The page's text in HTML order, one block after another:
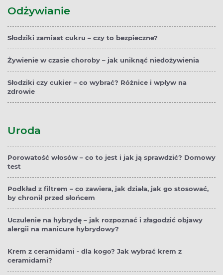
Odżywianie
Słodziki zamiast cukru – czy to bezpieczne?
Żywienie w czasie choroby – jak uniknąć niedożywienia
Słodziki czy cukier – co wybrać? Różnice i wpływ na
zdrowie
Uroda
Porowatość włosów – co to jest i jak ją sprawdzić? Domowy
test
Podkład z filtrem – co zawiera, jak działa, jak go stosować,
by chronił przed słońcem
Uczulenie na hybrydę – jak rozpoznać i złagodzić objawy
alergii na manicure hybrydowy?
Krem z ceramidami - dla kogo? Jak wybrać krem z
ceramidami?